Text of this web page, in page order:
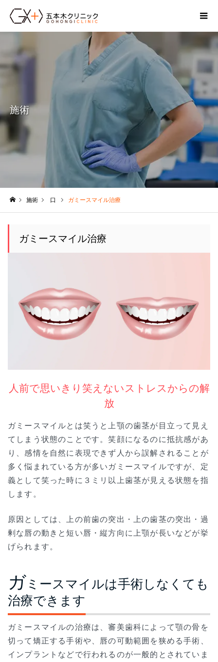
施術
施術 口 ガミースマイル治療
ガミースマイル治療
人前で思いきり笑えないストレスからの解
放
ガミースマイルとは笑うと上顎の歯茎が目立って見え
てしまう状態のことです。笑顔になるのに抵抗感があ
り、感情を自然に表現できず人から誤解されることが
多く悩まれている方が多いガミースマイルですが、定
義として笑った時に３ミリ以上歯茎が見える状態を指
します。
原因としては、上の前歯の突出・上の歯茎の突出・過
剰な唇の動きと短い唇・縦方向に上顎が長いなどが挙
げられます。
ガ ミースマイルは手術しなくても
治療できます
ガミースマイルの治療は、審美歯科によって顎の骨を
切って矯正する手術や、唇の可動範囲を狭める手術、
インプラントなどで行われるのが一般的とされていま